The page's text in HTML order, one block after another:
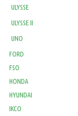
ULYSSE
ULYSSE II
UNO
FORD
FSO
HONDA
HYUNDAI
IKCO